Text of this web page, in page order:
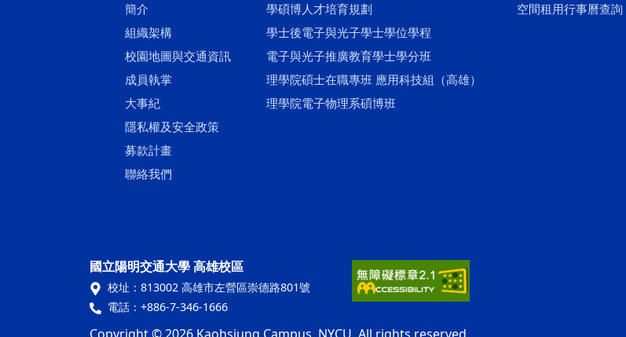
簡介
組織架構
校園地圖與交通資訊
成員執掌
大事紀
隱私權及安全政策
募款計畫
聯絡我們
學碩博人才培育規劃
學士後電子與光子學士學位學程
電子與光子推廣教育學士學分班
理學院碩士在職專班 應用科技組（高雄）
理學院電子物理系碩博班
空間租用行事曆查詢
國立陽明交通大學 高雄校區
校址： 813002 高雄市左營區崇德路801號
電話： +886-7-346-1666